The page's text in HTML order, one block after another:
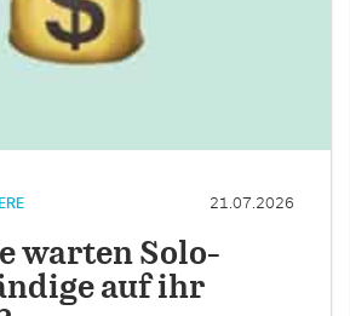
21.07.2026
warten Solo-
auf ihr